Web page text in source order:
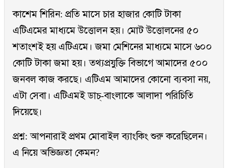
কাশেম শিরিন: প্রতি মাসে চার হাজার কোটি টাকা
এটিএমের মাধ্যমে উত্তোলন হয়। মোট উত্তোলনের ৫০
শতাংশই হয় এটিএমে। জমা মেশিনের মাধ্যমে মাসে ৬০০
কোটি টাকা জমা হয়। তথ্যপ্রযুক্তি বিভাগে আমাদের ৫০০
জনবল কাজ করছে। এটিএম আমাদের কোনো ব্যবসা নয়,
এটা সেবা। এটিএমই ডাচ্-বাংলাকে আলাদা পরিচিতি
দিয়েছে।
প্রশ্ন: আপনারাই প্রথম মোবাইল ব্যাংকিং শুরু করেছিলেন।
এ নিয়ে অভিজ্ঞতা কেমন?